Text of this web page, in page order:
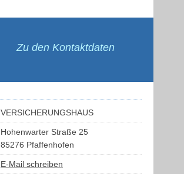
Zu den Kontaktdaten
VERSICHERUNGSHAUS
Hohenwarter Straße 25
85276 Pfaffenhofen
E-Mail schreiben